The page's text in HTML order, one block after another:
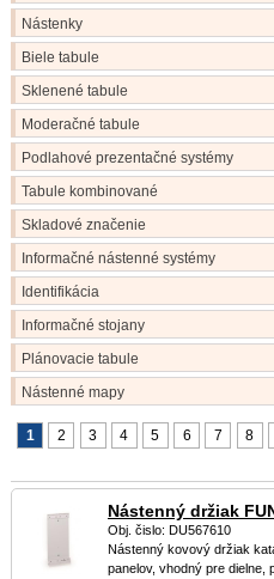
Nástenky
Biele tabule
Sklenené tabule
Moderačné tabule
Podlahové prezentačné systémy
Tabule kombinované
Skladové značenie
Informačné nástenné systémy
Identifikácia
Informačné stojany
Plánovacie tabule
Nástenné mapy
1 2 3 4 5 6 7 8
Nástenný držiak
Obj. čislo: DU567610
Nástenný kovový držiak
panelov, vhodný pre dielne,